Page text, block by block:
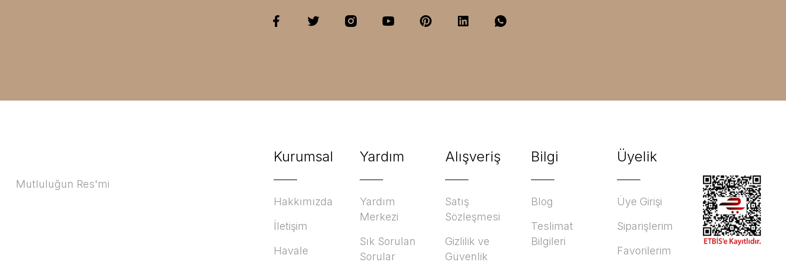
Mutluluğun Res'mi
Kurumsal
Hakkımızda
İletişim
Havale
Yardım
Yardım
Merkezi
Sık Sorulan
Sorular
Alışveriş
Satış
Sözleşmesi
Gizlilik ve
Güvenlik
Bilgi
Blog
Teslimat
Bilgileri
Üyelik
Üye Girişi
Siparişlerim
Favorilerim